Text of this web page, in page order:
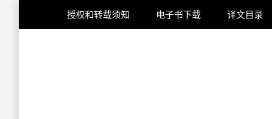
授权和转载须知 电子书下载 译文目录